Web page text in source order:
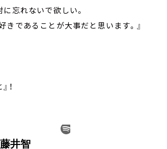
忘れないで欲しい。
であることが大事だと思います。』
！